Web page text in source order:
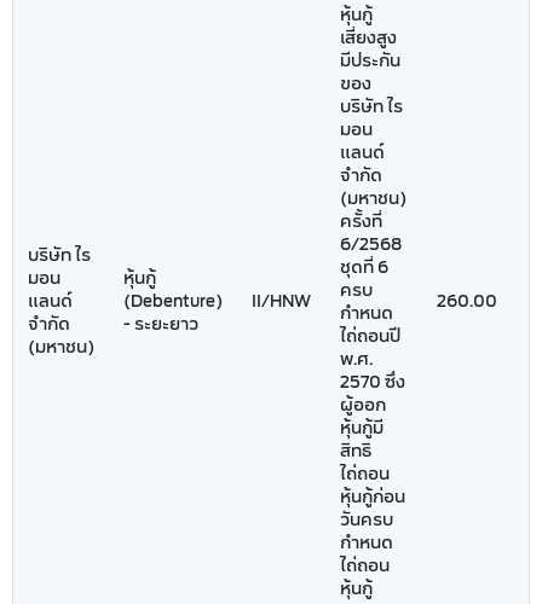
บริษัท ไร
มอน
แลนด์
จำกัด
(มหาชน)
หุ้นกู้
(Debenture)
- ระยะยาว
II/HNW
หุ้นกู้
เสี่ยงสูง
มีประกัน
ของ
บริษัท ไร
มอน
แลนด์
จำกัด
(มหาชน)
ครั้งที่
6/2568
ชุดที่ 6
ครบ
กำหนด
ไถ่ถอนปี
พ.ศ.
2570 ซึ่ง
ผู้ออก
หุ้นกู้มี
สิทธิ
ไถ่ถอน
หุ้นกู้ก่อน
วันครบ
กำหนด
ไถ่ถอน
หุ้นกู้
260.00